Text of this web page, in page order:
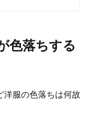
はあるの？
色落ちする
洋服の色落ちは何故